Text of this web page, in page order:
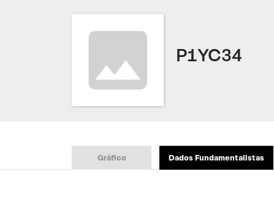
P1YC34
Gráfico Dados Fundamentalistas